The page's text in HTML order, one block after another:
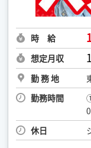
時 給
想定月収
勤 務 地
勤務時間
休日